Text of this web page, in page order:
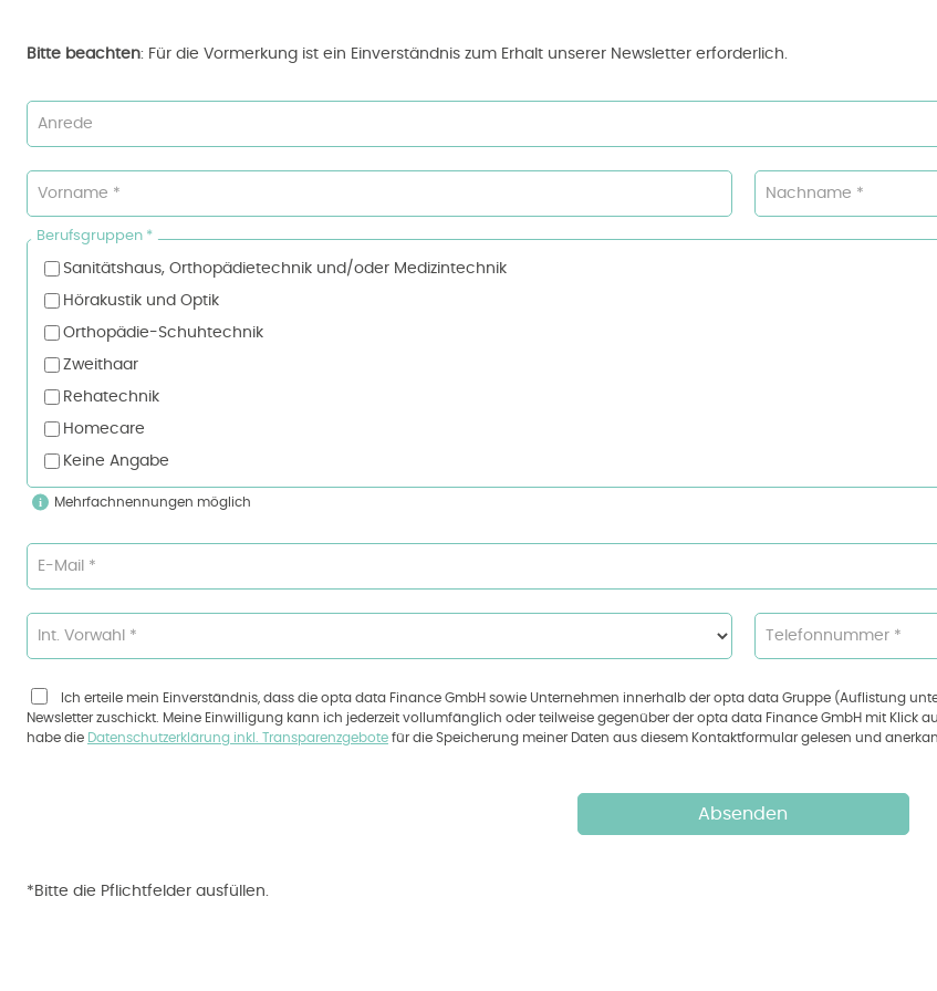
Bitte beachten: Für die Vormerkung ist ein Einverständnis zum Erhalt unserer Newsletter erforderlich.
Anrede
Vorname * Nachname *
Berufsgruppen *
Sanitätshaus, Orthopädietechnik und/oder Medizintechnik
Hörakustik und Optik
Orthopädie-Schuhtechnik
Zweithaar
Rehatechnik
Homecare
Keine Angabe
Mehrfachnennungen möglich
E-Mail *
Int. Vorwahl * Telefonnummer *
Ich erteile mein Einverständnis, dass die opta data Finance GmbH sowie Unternehmen innerhalb der opta data Gruppe (Auflistung
Newsletter zuschickt. Meine Einwilligung kann ich jederzeit vollumfänglich oder teilweise gegenüber der opta data Finance GmbH mit Klick
habe die Datenschutzerklärung inkl. Transparenzgebote für die Speicherung meiner Daten aus diesem Kontaktformular gelesen und
*Bitte die Pflichtfelder ausfüllen.